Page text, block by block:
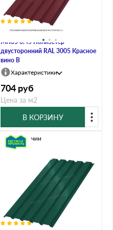
Профлист Металл Профиль
МП35 0.45 Полиэстер
двусторонний RAL 3005 Красное
вино B
Характеристики
704 руб
Цена за м2
В КОРЗИНУ
В наличии